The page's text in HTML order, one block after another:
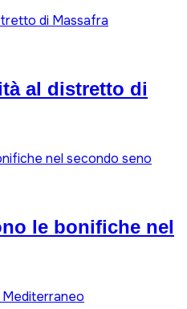
al distretto di
le bonifiche nel